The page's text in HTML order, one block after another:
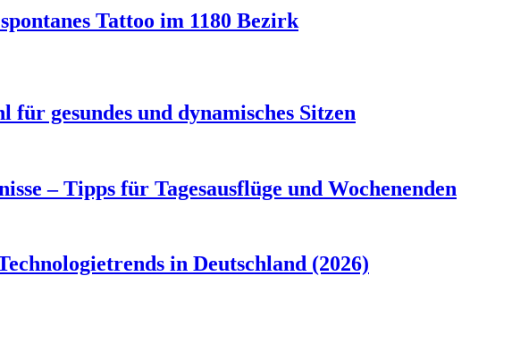
Tattoo im 1180 Bezirk
gesundes und dynamisches Sitzen
– Tipps für Tagesausflüge und Wochenenden
in Deutschland (2026)